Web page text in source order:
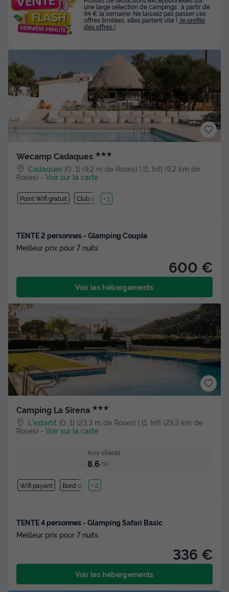
Wecamp Cadaques ★★★
Cadaques ]0, 1[ (9,2 m de Roses) | [1, Inf[ (9,2 km de
Roses) - Voir sur la carte
Point Wifi gratuit Club enfant
+ 1
TENTE 2 personnes - Glamping Couple
Meilleur prix pour 7 nuits
600 €
Voir les hébergements
Camping La Sirena ★★★
L'estartit ]0, 1[ (23,3 m de Roses) | [1, Inf[ (23,3 km de
Roses) - Voir sur la carte
Avis clients
8.6/10
Wifi payant Bord de mer
+ 2
TENTE 4 personnes - Glamping Safari Basic
Meilleur prix pour 7 nuits
336 €
Voir les hébergements
une large sélection de campings : à partir de
94 € la semaine. Ne laissez pas passer ces
offres limitées, elles partent vite ! Je profite
des offres !